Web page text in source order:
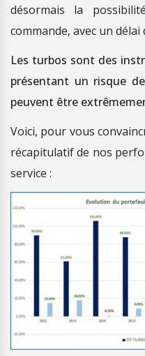
désormais la
commande, avec un
Les turbos sont des
présentant un risque
peuvent être
Voici, pour vous
récapitulatif de nos
service :